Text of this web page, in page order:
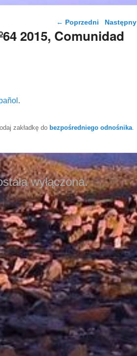
Nawigacja wpisu
← Poprzedni Następny
2015, Comunidad
.
zakładkę do bezpośredniego odnośnika
wyłączona.